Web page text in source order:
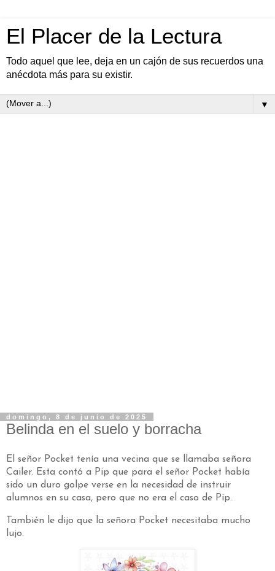
El Placer de la Lectura
Todo aquel que lee, deja en un cajón de sus recuerdos una
anécdota más para su existir.
▼
domingo, 8 de junio de 2025
Belinda en el suelo y borracha
El señor Pocket tenía una vecina que se llamaba señora
Cailer. Esta contó a Pip que para el señor Pocket había
sido un duro golpe verse en la necesidad de instruir
alumnos en su casa, pero que no era el caso de Pip.
También le dijo que la señora Pocket necesitaba mucho
lujo.